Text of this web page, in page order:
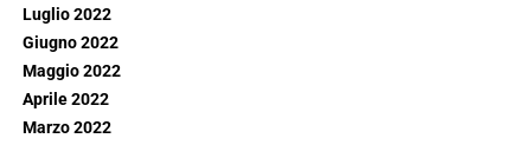
Luglio 2022
Giugno 2022
Maggio 2022
Aprile 2022
Marzo 2022